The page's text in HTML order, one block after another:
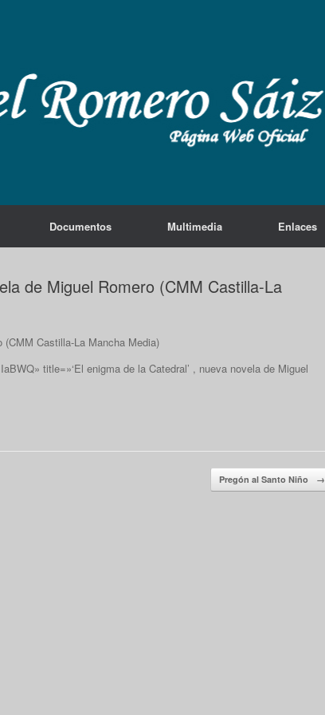
Documentos Multimedia Enlaces
de Miguel Romero (CMM Castilla-La
Castilla-La Mancha Media)
title=»‘El enigma de la Catedral’ , nueva novela de Miguel
Pregón al Santo Niño →